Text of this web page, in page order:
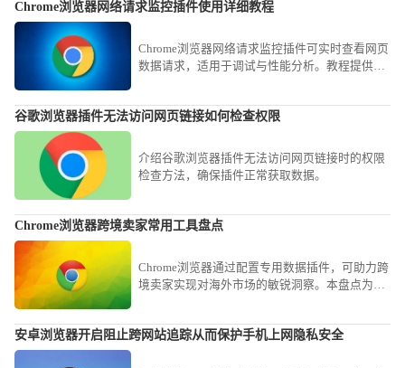
Chrome浏览器网络请求监控插件使用详细教程
Chrome浏览器网络请求监控插件可实时查看网页
数据请求，适用于调试与性能分析。教程提供安
谷歌浏览器插件无法访问网页链接如何检查权限
介绍谷歌浏览器插件无法访问网页链接时的权限
检查方法，确保插件正常获取数据。
Chrome浏览器跨境卖家常用工具盘点
Chrome浏览器通过配置专用数据插件，可助力跨
境卖家实现对海外市场的敏锐洞察。本盘点为您
安卓浏览器开启阻止跨网站追踪从而保护手机上网隐私安全